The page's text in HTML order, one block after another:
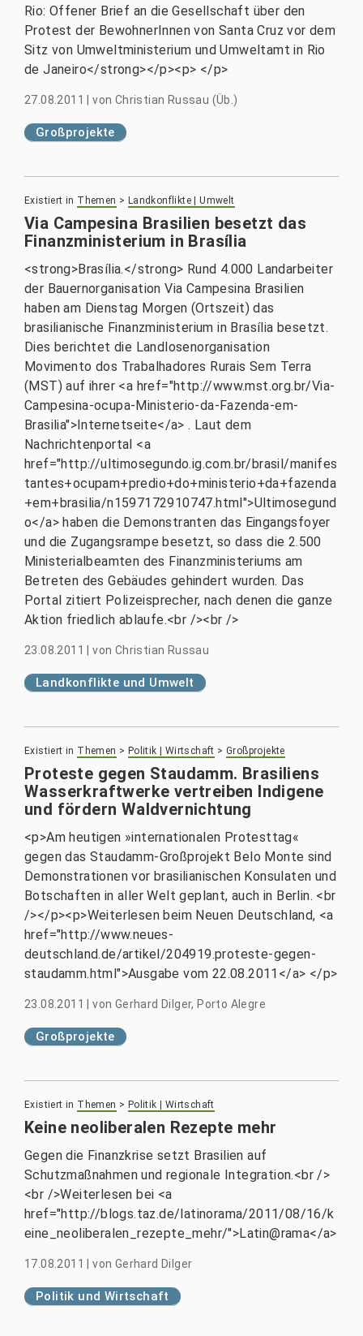
Rio: Offener Brief an die Gesellschaft über den
Protest der BewohnerInnen von Santa Cruz vor dem
Sitz von Umweltministerium und Umweltamt in Rio
de Janeiro</strong></p><p> </p>
27.08.2011 |von Christian Russau (Üb.)
Großprojekte
Existiert in Themen > Landkonflikte | Umwelt
Via Campesina Brasilien besetzt das
Finanzministerium in Brasília
<strong>Brasília.</strong> Rund 4.000 Landarbeiter
der Bauernorganisation Via Campesina Brasilien
haben am Dienstag Morgen (Ortszeit) das
brasilianische Finanzministerium in Brasília besetzt.
Dies berichtet die Landlosenorganisation
Movimento dos Trabalhadores Rurais Sem Terra
(MST) auf ihrer <a href="http://www.mst.org.br/Via-
Campesina-ocupa-Ministerio-da-Fazenda-em-
Brasilia">Internetseite</a> . Laut dem
Nachrichtenportal <a
href="http://ultimosegundo.ig.com.br/brasil/manifes
tantes+ocupam+predio+do+ministerio+da+fazenda
+em+brasilia/n1597172910747.html">Ultimosegund
o</a> haben die Demonstranten das Eingangsfoyer
und die Zugangsrampe besetzt, so dass die 2.500
Ministerialbeamten des Finanzministeriums am
Betreten des Gebäudes gehindert wurden. Das
Portal zitiert Polizeisprecher, nach denen die ganze
Aktion friedlich ablaufe.<br /><br />
23.08.2011 |von Christian Russau
Landkonflikte und Umwelt
Existiert in Themen > Politik | Wirtschaft >Großprojekte
Proteste gegen Staudamm. Brasiliens
Wasserkraftwerke vertreiben Indigene
und fördern Waldvernichtung
<p>Am heutigen »internationalen Protesttag«
gegen das Staudamm-Großprojekt Belo Monte sind
Demonstrationen vor brasilianischen Konsulaten und
Botschaften in aller Welt geplant, auch in Berlin. <br
/></p><p>Weiterlesen beim Neuen Deutschland, <a
href="http://www.neues-
deutschland.de/artikel/204919.proteste-gegen-
staudamm.html">Ausgabe vom 22.08.2011</a> </p>
23.08.2011 |von Gerhard Dilger, Porto Alegre
Großprojekte
Existiert in Themen > Politik | Wirtschaft
Keine neoliberalen Rezepte mehr
Gegen die Finanzkrise setzt Brasilien auf
Schutzmaßnahmen und regionale Integration.<br />
<br />Weiterlesen bei <a
href="http://blogs.taz.de/latinorama/2011/08/16/k
eine_neoliberalen_rezepte_mehr/">Latin@rama</a>
17.08.2011 |von Gerhard Dilger
Politik und Wirtschaft